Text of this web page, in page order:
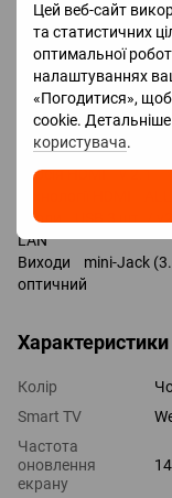
Цей веб-сайт
та статистичних
оптимальної
налаштуваннях
«Погодитися»,
cookie.
користувача.
Bluetooth v 5.3
керування голосом
Amazon Alexa
Google Assistant
Роз'єми
HDMI 4 шт.
Версія HDMI v 2.1
Технології HDMI
Входи USB 3 шт. /
LAN
Виходи mini-Jack
оптичний
Характеристики
Колір
Smart TV
Частота
оновлення
екрану